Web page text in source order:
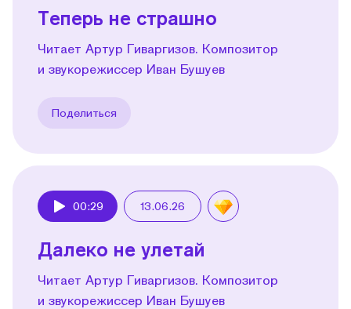
Теперь не страшно
Читает Артур Гиваргизов. Композитор
и звукорежиссер Иван Бушуев
Поделиться
00:29 13.06.26
Далеко не улетай
Читает Артур Гиваргизов. Композитор
и звукорежиссер Иван Бушуев